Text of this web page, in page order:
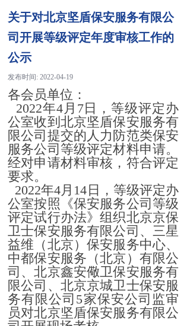
关于对北京坚盾保安服务有限公
司开展等级评定年度审核工作的
公示
发布时间: 2022-04-19
各会员单位：
2022年4月7日，等级评定办
公室收到北京坚盾保安服务有
限公司提交的人力防范类保安
服务公司等级评定材料申请。
经对申请材料审核，符合评定
要求。
2022年4月14日，等级评定办
公室按照《保安服务公司等级
评定试行办法》组织北京京保
卫士保安服务有限公司、三星
益维（北京）保安服务中心、
中都保安服务（北京）有限公
司、北京鑫安儆卫保安服务有
限公司、北京京城卫士保安服
务有限公司5家保安公司监审
员对北京坚盾保安服务有限公